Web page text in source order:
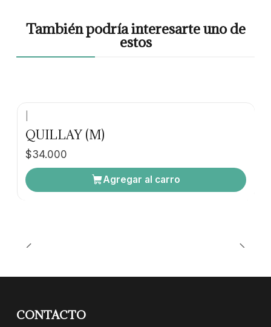
También podría interesarte uno de
estos
QUILLAY (M)
$34.000
Agregar al carro
CONTACTO